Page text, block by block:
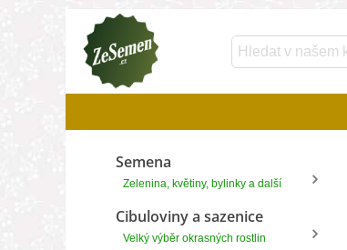
Semena
Zelenina, květiny, bylinky a další
Cibuloviny a sazenice
Velký výběr okrasných rostlin